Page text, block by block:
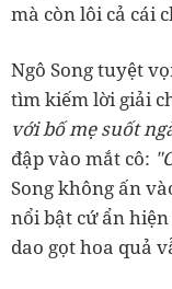
mà còn lôi cả cái
Ngô Song tuyệt
tìm kiếm lời giải
với bố mẹ suốt
đập vào mắt cô:
Song không ấn
nổi bật cứ ẩn
dao gọt hoa quả